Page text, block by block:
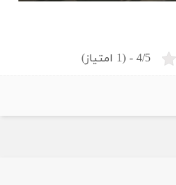
4/5 - (1 امتیاز)